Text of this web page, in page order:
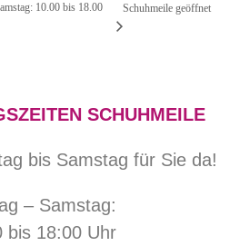
10.00 bis 18.00
Schuhmeile geöffnet
SCHUHMEILE
bis Samstag für Sie da!
– Samstag:
bis 18:00 Uhr